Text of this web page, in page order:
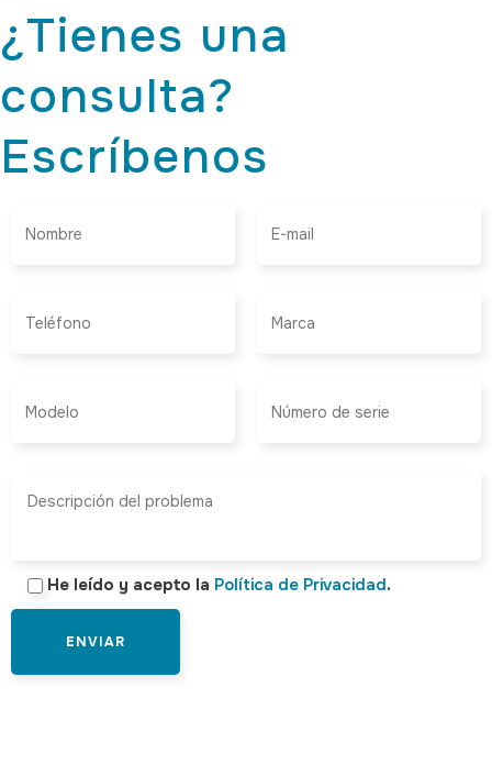
¿Tienes una
consulta?
Escríbenos
He leído y acepto la Política de Privacidad.